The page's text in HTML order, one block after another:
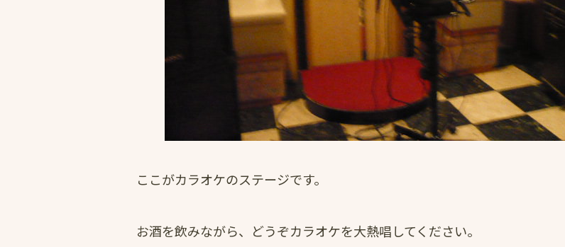
ここがカラオケのステージです。
お酒を飲みながら、どうぞカラオケを大熱唱してください。